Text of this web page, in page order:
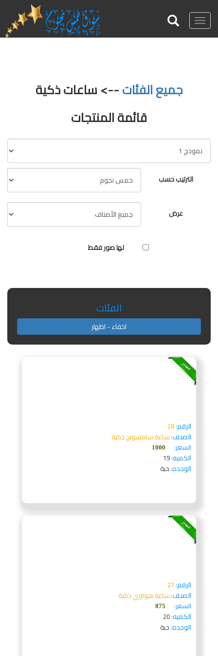
Toggle
navigation
جميع الفئات--> ساعات ذكية
قائمة المنتجات
الترتيب حسب
عرض
لها صور فقط
الفئات
اخفاء - اظهار
الرقم:28
الصنف:ساعة سامسونج ذكية
السعر:
1000
الكميه:19
الوحده:حبة
الرقم:27
الصنف:ساعة هواوي ذكية
السعر:
875
الكميه:20
الوحده:حبة